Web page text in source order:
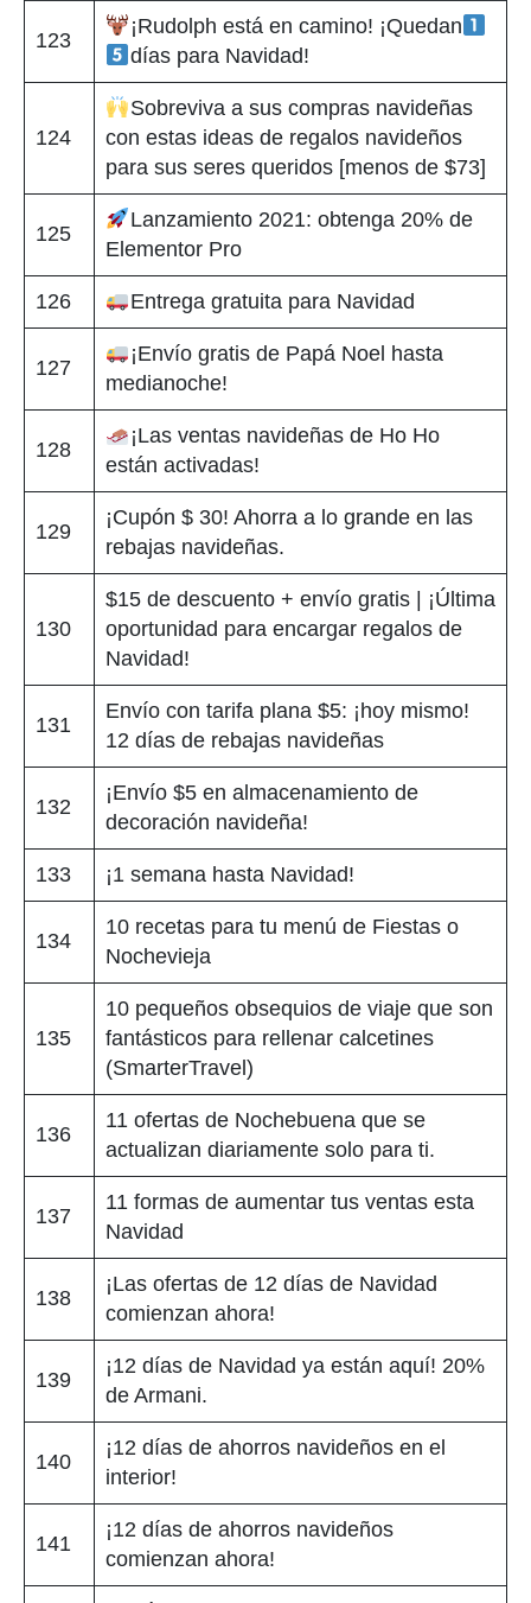
123
¡Rudolph está en camino! ¡Quedan
días para Navidad!
124
Sobreviva a sus compras navideñas
con estas ideas de regalos navideños
para sus seres queridos [menos de $73]
125
Lanzamiento 2021: obtenga 20% de
Elementor Pro
126 Entrega gratuita para Navidad
127
¡Envío gratis de Papá Noel hasta
medianoche!
128
¡Las ventas navideñas de Ho Ho
están activadas!
129
¡Cupón $ 30! Ahorra a lo grande en las
rebajas navideñas.
130
$15 de descuento + envío gratis | ¡Última
oportunidad para encargar regalos de
Navidad!
131
Envío con tarifa plana $5: ¡hoy mismo!
12 días de rebajas navideñas
132
¡Envío $5 en almacenamiento de
decoración navideña!
133 ¡1 semana hasta Navidad!
134
10 recetas para tu menú de Fiestas o
Nochevieja
135
10 pequeños obsequios de viaje que son
fantásticos para rellenar calcetines
(SmarterTravel)
136
11 ofertas de Nochebuena que se
actualizan diariamente solo para ti.
137
11 formas de aumentar tus ventas esta
Navidad
138
¡Las ofertas de 12 días de Navidad
comienzan ahora!
139
¡12 días de Navidad ya están aquí! 20%
de Armani.
140
¡12 días de ahorros navideños en el
interior!
141
¡12 días de ahorros navideños
comienzan ahora!